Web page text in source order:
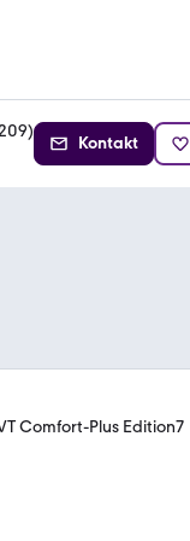
)
Kontakt
Comfort-Plus Edition7